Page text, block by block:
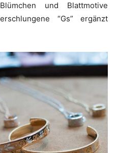
und Blattmotive
“Gs” ergänzt